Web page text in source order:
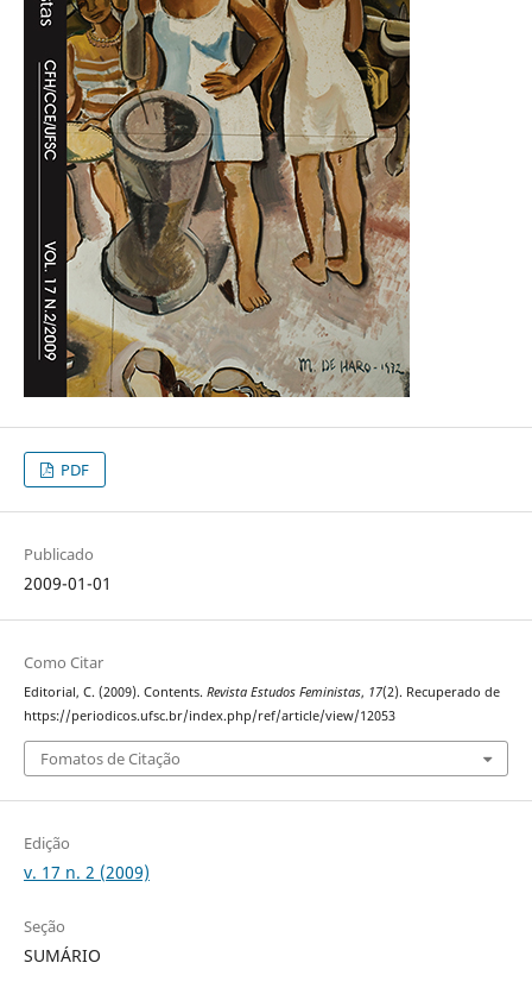
PDF
Publicado
2009-01-01
Como Citar
Editorial, C. (2009). Contents. Revista Estudos Feministas, 17(2). Recuperado de
https://periodicos.ufsc.br/index.php/ref/article/view/12053
Fomatos de Citação
Edição
v. 17 n. 2 (2009)
Seção
SUMÁRIO